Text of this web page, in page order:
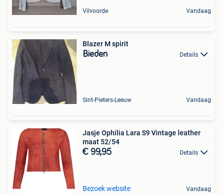
Vilvoorde Vandaag
Blazer M spirit
Bieden Details
Sint-Pieters-Leeuw Vandaag
Jasje Ophilia Lara S9 Vintage leather
maat 52/54
€ 99,95 Details
Bezoek website Vandaag